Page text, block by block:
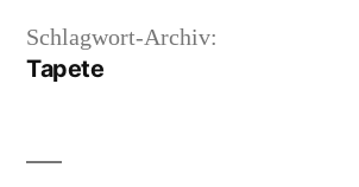
Schlagwort-Archiv:
Tapete